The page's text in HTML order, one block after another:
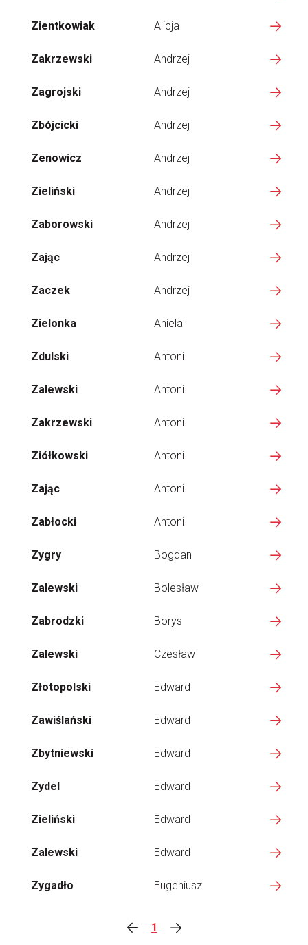
Zientkowiak Alicja
Zakrzewski Andrzej
Zagrojski Andrzej
Zbójcicki Andrzej
Zenowicz Andrzej
Zieliński Andrzej
Zaborowski Andrzej
Zając Andrzej
Zaczek Andrzej
Zielonka Aniela
Zdulski Antoni
Zalewski Antoni
Zakrzewski Antoni
Ziółkowski Antoni
Zając Antoni
Zabłocki Antoni
Zygry Bogdan
Zalewski Bolesław
Zabrodzki Borys
Zalewski Czesław
Złotopolski Edward
Zawiślański Edward
Zbytniewski Edward
Zydel Edward
Zieliński Edward
Zalewski Edward
Zygadło Eugeniusz
1